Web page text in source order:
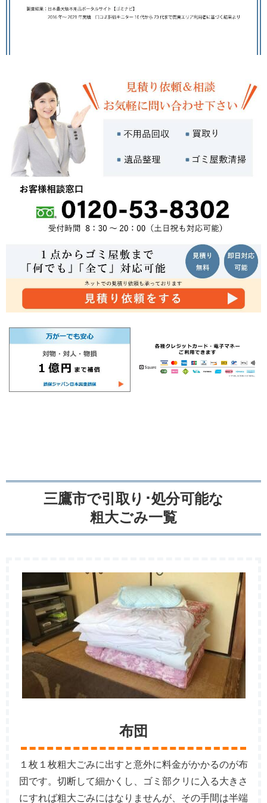
三鷹市で引取り･処分可能な
粗大ごみ一覧
布団
１枚１枚粗大ごみに出すと意外に料金がかかるのが布
団です。切断して細かくし、ゴミ部クリに入る大きさ
にすれば粗大ごみにはなりませんが、その手間は半端